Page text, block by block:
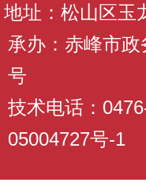
地址：松山区玉
承办：赤峰市
号
技术电话：
05004727号-1